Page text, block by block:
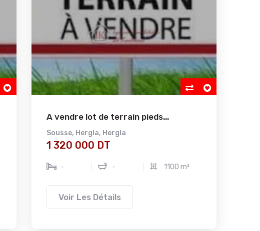
A vendre lot de terrain pieds...
Sousse, Hergla, Hergla
1 320 000 DT
- - 1100 m²
Voir Les Détails